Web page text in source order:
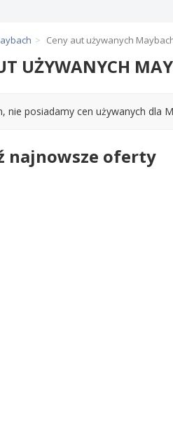
Ceny aut używanych
UŻYWANYCH
nie posiadamy cen używanych dla
najnowsze oferty